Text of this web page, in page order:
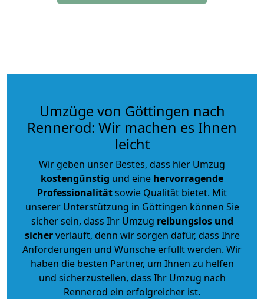
Umzüge von Göttingen nach
Rennerod: Wir machen es Ihnen
leicht
Wir geben unser Bestes, dass hier Umzug
kostengünstig und eine hervorragende
Professionalitätsowie Qualität bietet. Mit
unserer Unterstützung in Göttingen können Sie
sicher sein, dass Ihr Umzug reibungslos und
sicherverläuft, denn wir sorgen dafür, dass Ihre
Anforderungen und Wünsche erfüllt werden. Wir
haben die besten Partner, um Ihnen zu helfen
und sicherzustellen, dass Ihr Umzug nach
Rennerod ein erfolgreicher ist.